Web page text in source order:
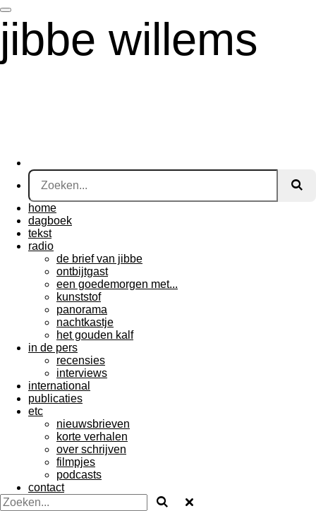
Ga
direct
naar
hoofdinhoud
jibbe willems
home
dagboek
tekst
radio
de brief van jibbe
ontbijtgast
een goedemorgen met...
kunststof
panorama
nachtkastje
het gouden kalf
in de pers
recensies
interviews
international
publicaties
etc
nieuwsbrieven
korte verhalen
over schrijven
filmpjes
podcasts
contact